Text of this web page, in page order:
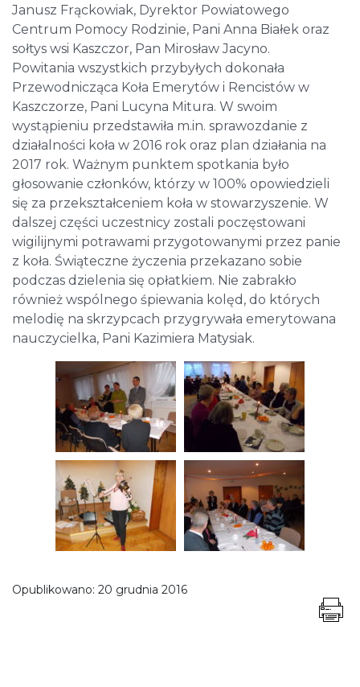
Janusz Frąckowiak, Dyrektor Powiatowego
Centrum Pomocy Rodzinie, Pani Anna Białek oraz
sołtys wsi Kaszczor, Pan Mirosław Jacyno.
Powitania wszystkich przybyłych dokonała
Przewodnicząca Koła Emerytów i Rencistów w
Kaszczorze, Pani Lucyna Mitura. W swoim
wystąpieniu przedstawiła m.in. sprawozdanie z
działalności koła w 2016 rok oraz plan działania na
2017 rok. Ważnym punktem spotkania było
głosowanie członków, którzy w 100% opowiedzieli
się za przekształceniem koła w stowarzyszenie. W
dalszej części uczestnicy zostali poczęstowani
wigilijnymi potrawami przygotowanymi przez panie
z koła. Świąteczne życzenia przekazano sobie
podczas dzielenia się opłatkiem. Nie zabrakło
również wspólnego śpiewania kolęd, do których
melodię na skrzypcach przygrywała emerytowana
nauczycielka, Pani Kazimiera Matysiak.
Opublikowano: 20 grudnia 2016